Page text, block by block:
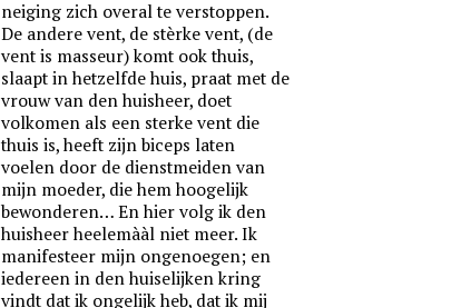
neiging zich overal te verstoppen.
De andere vent, de stèrke vent, (de
vent is masseur) komt ook thuis,
slaapt in hetzelfde huis, praat met de
vrouw van den huisheer, doet
volkomen als een sterke vent die
thuis is, heeft zijn biceps laten
voelen door de dienstmeiden van
mijn moeder, die hem hoogelijk
bewonderen… En hier volg ik den
huisheer heelemààl niet meer. Ik
manifesteer mijn ongenoegen; en
iedereen in den huiselijken kring
vindt dat ik ongelijk heb, dat ik mij